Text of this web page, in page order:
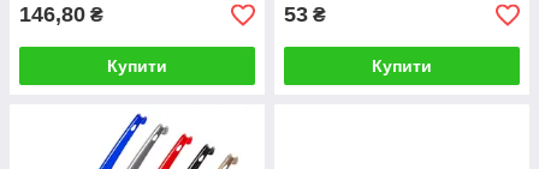
146,80 ₴
Купити
53 ₴
Купити